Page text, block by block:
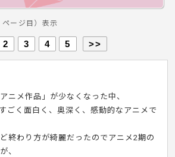
ージ目）表示
2 3 4 5 >>
ニメ作品」が少なくなった中、
ごく面白く、奥深く、感動的なアニメで
終わり方が綺麗だったのでアニメ2期の
、